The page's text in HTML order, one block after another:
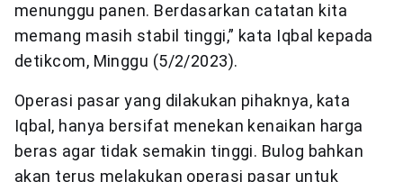
menunggu panen. Berdasarkan catatan kita
memang masih stabil tinggi,” kata Iqbal kepada
detikcom, Minggu (5/2/2023).
Operasi pasar yang dilakukan pihaknya, kata
Iqbal, hanya bersifat menekan kenaikan harga
beras agar tidak semakin tinggi. Bulog bahkan
akan terus melakukan operasi pasar untuk